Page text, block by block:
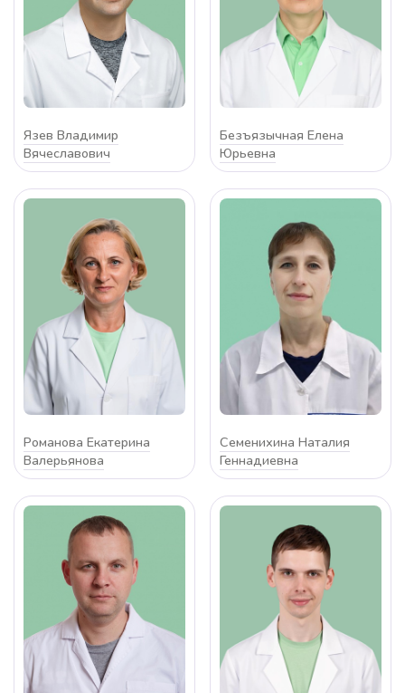
Язев Владимир
Вячеславович
Безъязычная Елена
Юрьевна
Романова Екатерина
Валерьянова
Семенихина Наталия
Геннадиевна